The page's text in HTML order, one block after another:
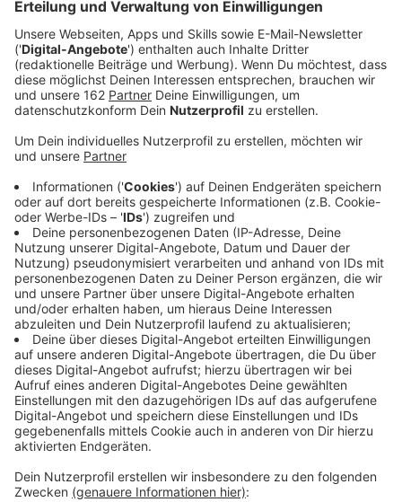
Veröffentlicht:Donnerstag, 08.12.2022 14:33
Anzeige
Die zuständigen Betriebe im Kreis sind gut auf einen
möglichen Wintereinbruch vorbereitet. Sie sind für die
Städte zuständig, genauer für Hauptverkehrsstraßen,
Radwege, Schwerbehindertenparkplätze oder
Bushaltestellen. Für die Streuarbeiten sind die
Salzlager von ASG in Wesel, DIN-Service in Dinslaken
und ENNI in Moers mit 500 bis 1.400 Tonnen Salz gut
gefüllt und auch in den Solelagern sieht es gut aus.
Außerdem sind allein in Dinslaken 22 Räum- und
Streufahrzeuge für Straßen und Radwege frisch
gewartet worden und warten jetzt auf ihren Einsatz.
Auch die Mitarbeiter der Betriebe sind schon in
Rufbereitschaft und kontrolliere morgens bestimmte
Straßen auf Glätte. Wenn es glatt ist, können sie
beispielsweise in Moers bis zu 60 Kollegen in
ausrücken.